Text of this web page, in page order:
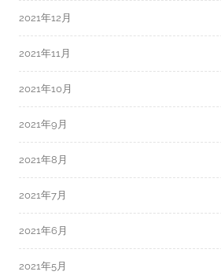
2021年12月
2021年11月
2021年10月
2021年9月
2021年8月
2021年7月
2021年6月
2021年5月